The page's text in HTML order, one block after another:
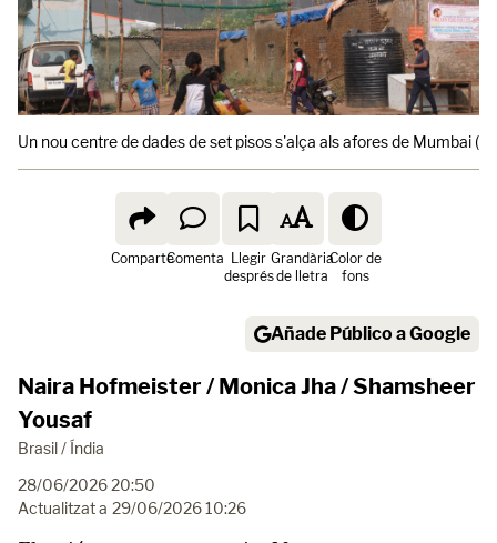
Un nou centre de dades de set pisos s'alça als afores de Mumbai
ComparteComenta Llegir
després
Grandària
de lletra
Color de
fons
Añade Público a Google
Naira Hofmeister / Monica Jha / Shamsheer
Yousaf
Brasil / Índia
28/06/2026 20:50
Actualitzat a 29/06/2026 10:26